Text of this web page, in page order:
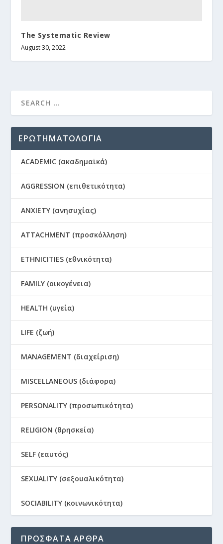
The Systematic Review
August 30, 2022
ΕΡΩΤΗΜΑΤΟΛΟΓΙΑ
ACADEMIC (ακαδημαϊκά)
AGGRESSION (επιθετικότητα)
ANXIETY (ανησυχίας)
ATTACHMENT (προσκόλληση)
ETHNICITIES (εθνικότητα)
FAMILY (οικογένεια)
HEALTH (υγεία)
LIFE (ζωή)
MANAGEMENT (διαχείριση)
MISCELLANEOUS (διάφορα)
PERSONALITY (προσωπικότητα)
RELIGION (θρησκεία)
SELF (εαυτός)
SEXUALITY (σεξουαλικότητα)
SOCIABILITY (κοινωνικότητα)
ΠΡΟΣΦΑΤΑ ΑΡΘΡΑ